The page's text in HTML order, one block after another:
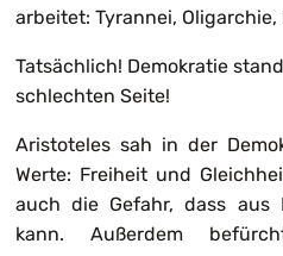
arbeitet: Tyrannei, Oligarchie,
Tatsächlich! Demokratie
schlechten Seite!
Aristoteles sah in der
Werte: Freiheit und
auch die Gefahr, dass aus
kann. Außerdem